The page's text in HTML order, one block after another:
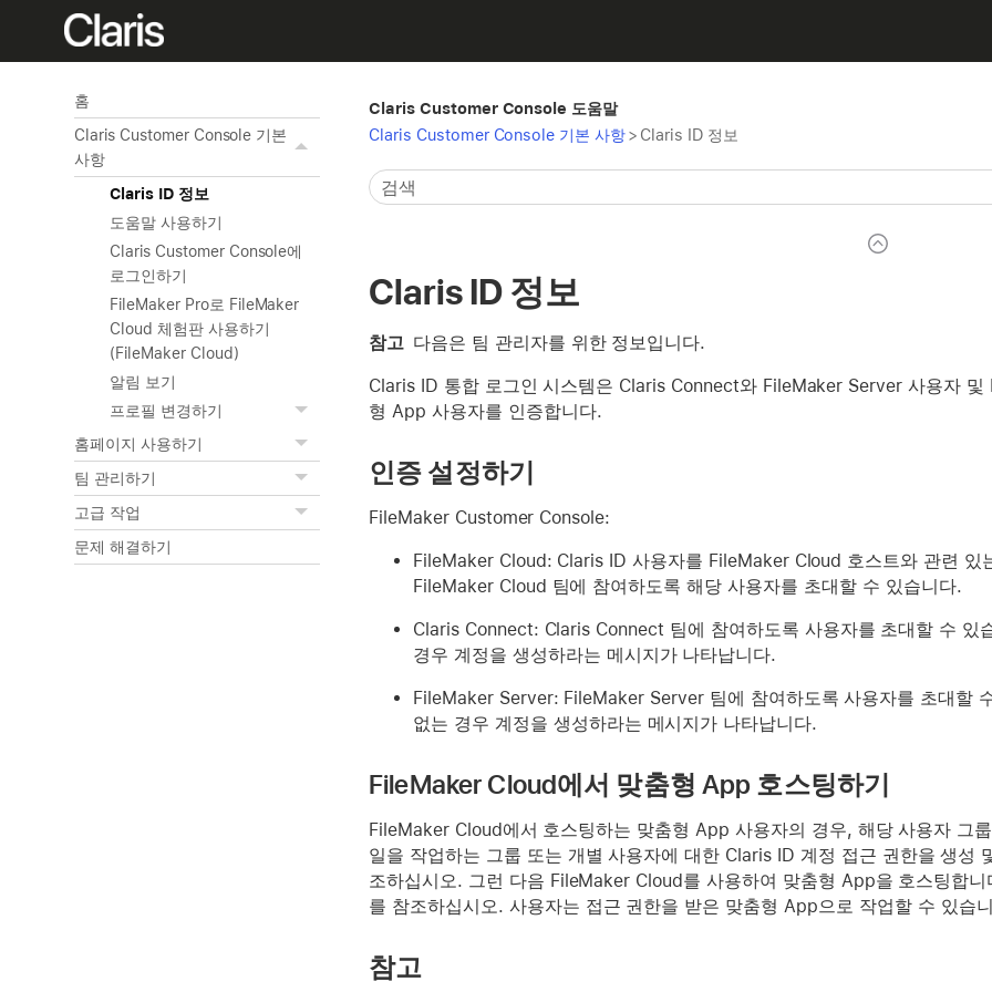
홈
Claris Customer Console 기본
사항
Claris ID 정보
도움말 사용하기
Claris Customer Console에
로그인하기
FileMaker Pro로 FileMaker
Cloud 체험판 사용하기
(FileMaker Cloud)
알림 보기
프로필 변경하기
홈페이지 사용하기
팀 관리하기
고급 작업
문제 해결하기
Claris Customer Console 도움말
Claris Customer Console 기본 사항> Claris ID 정보
Claris ID 정보
참고 다음은 팀 관리자를 위한 정보입니다.
Claris ID 통합 로그인 시스템은 Claris Connect와 FileMaker Server 사용자
형 App 사용자를 인증합니다.
인증 설정하기
FileMaker Customer Console:
FileMaker Cloud: Claris ID 사용자를 FileMaker Cloud 호스트와 관련 있
FileMaker Cloud 팀에 참여하도록 해당 사용자를 초대할 수 있습니다.
Claris Connect: Claris Connect 팀에 참여하도록 사용자를 초대할 수 있
경우 계정을 생성하라는 메시지가 나타납니다.
FileMaker Server: FileMaker Server 팀에 참여하도록 사용자를 초대할
없는 경우 계정을 생성하라는 메시지가 나타납니다.
FileMaker Cloud에서 맞춤형 App 호스팅하기
FileMaker Cloud에서 호스팅하는 맞춤형 App 사용자의 경우, 해당 사용자 그
일을 작업하는 그룹 또는 개별 사용자에 대한 Claris ID 계정 접근 권한을 생성
조하십시오. 그런 다음 FileMaker Cloud를 사용하여 맞춤형 App을 호스팅합
를 참조하십시오. 사용자는 접근 권한을 받은 맞춤형 App으로 작업할 수 있습
참고